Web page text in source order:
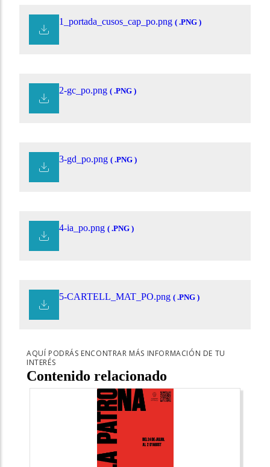
1_portada_cusos_cap_po.png ( .PNG )
2-gc_po.png ( .PNG )
3-gd_po.png ( .PNG )
4-ia_po.png ( .PNG )
5-CARTELL_MAT_PO.png ( .PNG )
AQUÍ PODRÁS ENCONTRAR MÁS INFORMACIÓN DE TU
INTERÉS
Contenido relacionado